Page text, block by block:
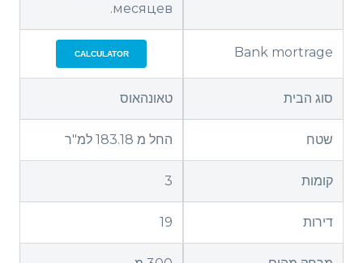
месяцев.
Bank mortrage
CALCULATOR
סוג הבית טאונהאוס
שטח החל מ 183.18 למ"ר
קומות 3
דירות 19